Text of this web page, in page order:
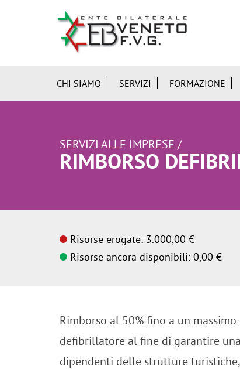
CHI SIAMO SERVIZI FORMAZIONE
SERVIZI ALLE IMPRESE /
RIMBORSO
Risorse erogate: 3.000,00 €
Risorse ancora disponibili: 0,00 €
Rimborso al 50% fino a un
defibrillatore al fine di garantire
dipendenti delle strutture